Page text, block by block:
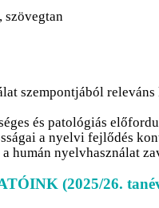
szövegtan
szempontjából
és patológiás
a nyelvi fejlődés
humán nyelvhasználat
(2025/26.